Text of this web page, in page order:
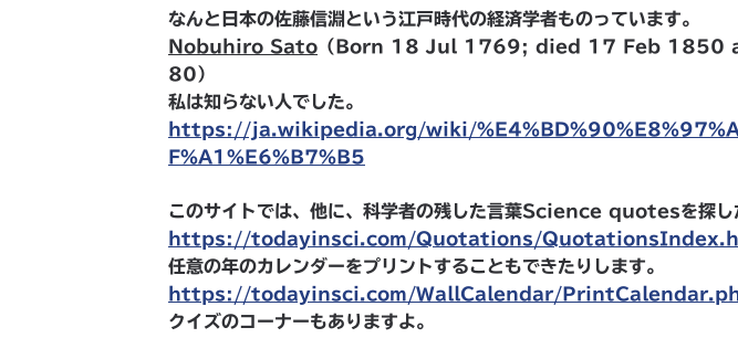
なんと日本の佐藤信淵という江戸時代の経済学者ものっています。
Nobuhiro Sato （ Born 18 Jul 1769; died 17 Feb 1850
80）
私は知らない人でした。
https://ja.wikipedia.org/wiki/
F%A1%E6%B7%B5
このサイトでは、他に、科学者の残した言葉Science quotesを探し
https://todayinsci.com/Quotations/
任意の年のカレンダーをプリントすることもできたりします。
https://todayinsci.com/WallCalendar/
クイズのコーナーもありますよ。